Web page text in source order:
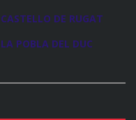
CASTELLO DE RUGAT
LA POBLA DEL DUC